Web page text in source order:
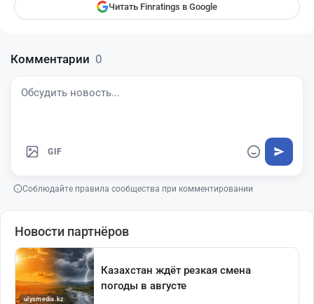
Читать Finratings в Google
Комментарии 0
GIF
Соблюдайте правила сообщества при комментировании